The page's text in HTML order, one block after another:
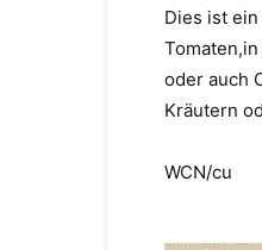
Dies ist
oder auch
Kräutern
WCN/cu